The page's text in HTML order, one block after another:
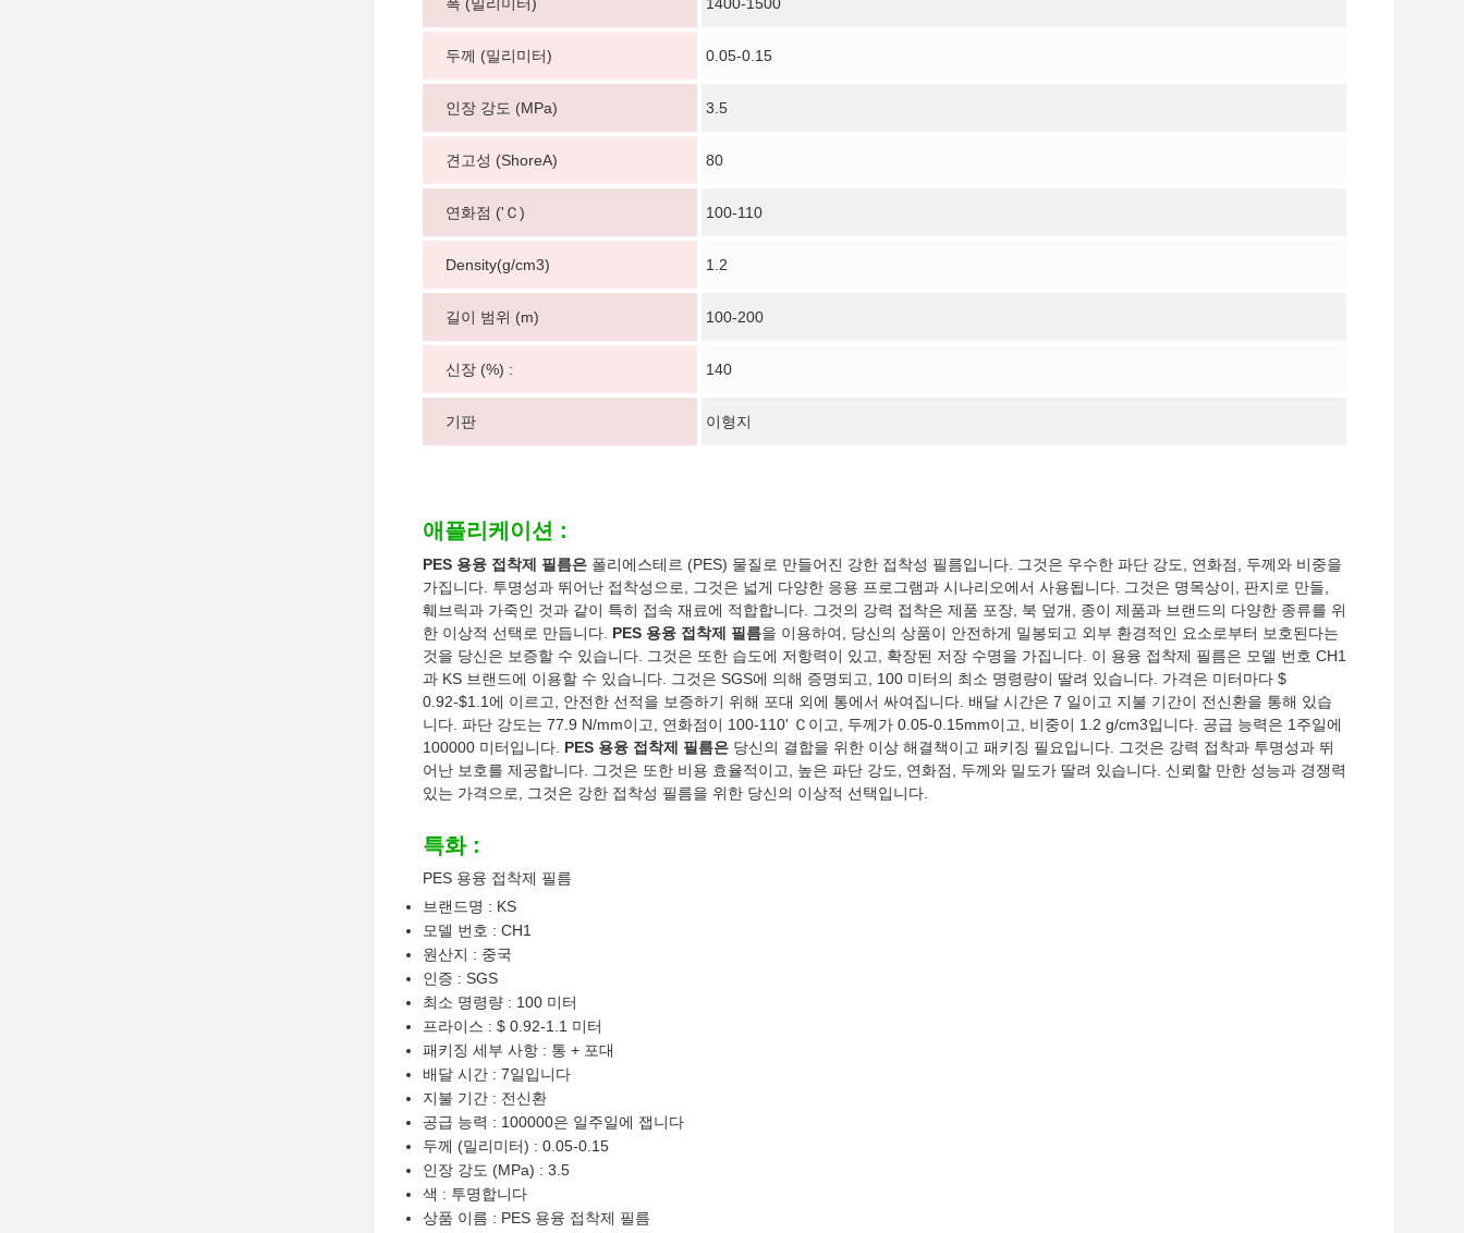
두께 (밀리미터) 0.05-0.15
인장 강도 (MPa) 3.5
견고성 (ShoreA) 80
연화점 ('Ｃ) 100-110
Density(g/cm3) 1.2
길이 범위 (m) 100-200
신장 (%) : 140
기판 이형지
애플리케이션 :
PES 용융 접착제 필름은 폴리에스테르 (PES) 물질로 만들어진 강한 접착성 필름입니다. 그것은 우수한 파단 강도, 연화점, 두께와 비중을
가집니다. 투명성과 뛰어난 접착성으로, 그것은 넓게 다양한 응용 프로그램과 시나리오에서 사용됩니다. 그것은 명목상이, 판지로 만들,
훼브릭과 가죽인 것과 같이 특히 접속 재료에 적합합니다. 그것의 강력 접착은 제품 포장, 북 덮개, 종이 제품과 브랜드의 다양한 종류를 위
한 이상적 선택로 만듭니다. PES 용융 접착제 필름을 이용하여, 당신의 상품이 안전하게 밀봉되고 외부 환경적인 요소로부터 보호된다는
것을 당신은 보증할 수 있습니다. 그것은 또한 습도에 저항력이 있고, 확장된 저장 수명을 가집니다. 이 용융 접착제 필름은 모델 번호 CH1
과 KS 브랜드에 이용할 수 있습니다. 그것은 SGS에 의해 증명되고, 100 미터의 최소 명령량이 딸려 있습니다. 가격은 미터마다 $
0.92-$1.1에 이르고, 안전한 선적을 보증하기 위해 포대 외에 통에서 싸여집니다. 배달 시간은 7 일이고 지불 기간이 전신환을 통해 있습
니다. 파단 강도는 77.9 N/mm이고, 연화점이 100-110' Ｃ이고, 두께가 0.05-0.15mm이고, 비중이 1.2 g/cm3입니다. 공급 능력은 1주일에
100000 미터입니다. PES 용융 접착제 필름은 당신의 결합을 위한 이상 해결책이고 패키징 필요입니다. 그것은 강력 접착과 투명성과 뛰
어난 보호를 제공합니다. 그것은 또한 비용 효율적이고, 높은 파단 강도, 연화점, 두께와 밀도가 딸려 있습니다. 신뢰할 만한 성능과 경쟁력
있는 가격으로, 그것은 강한 접착성 필름을 위한 당신의 이상적 선택입니다.
특화 :
PES 용융 접착제 필름
브랜드명 : KS
모델 번호 : CH1
원산지 : 중국
인증 : SGS
최소 명령량 : 100 미터
프라이스 : $ 0.92-1.1 미터
패키징 세부 사항 : 통 + 포대
배달 시간 : 7일입니다
지불 기간 : 전신환
공급 능력 : 100000은 일주일에 잽니다
두께 (밀리미터) : 0.05-0.15
인장 강도 (MPa) : 3.5
색 : 투명합니다
상품 이름 : PES 용융 접착제 필름